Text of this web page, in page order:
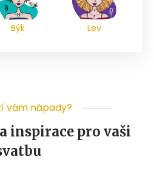
Býk Lev
vám nápady?
inspirace pro vaši